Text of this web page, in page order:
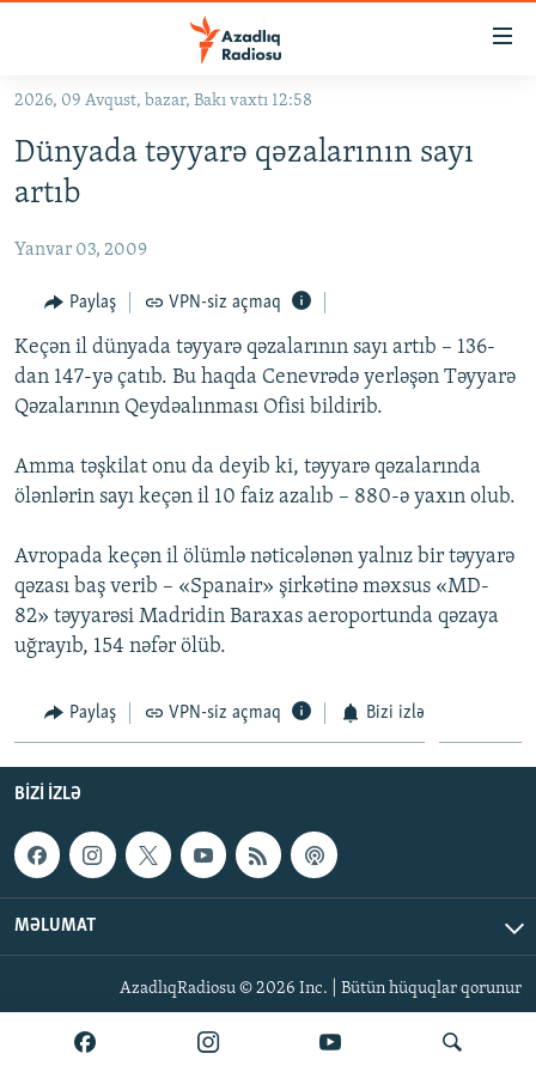
Əsas
qayıt
Əsas
qayıt
#İZAHLA
#ƏSLINDƏ
FƏRQƏ BAX
QANUNI DOĞRU
ARAŞDIRMA
VIDEO
İNFOQRAFIKA
KARIKATURA
RADIO ARXIV
AZƏRBAYCAN ƏDƏBIYYATI KITABXANASI
İSLAM VƏ DEMOKRATIYA
İZ - MƏDƏNIYYƏT PROQRAMI
HAQQIMIZDA
MISSIYAMIZ
PEŞƏ ETIKASI VƏ JURNALISTIKA STANDARTLARIMIZ
MATERIALLARIMIZDAN ISTIFADƏ
BIZI IZLƏ
2026, 09 Avqust, bazar, Bakı vaxtı 12:58
Dünyada təyyarə qəzalarının sayı
artıb
Yanvar 03, 2009
Paylaş VPN-siz açmaq
Keçən il dünyada təyyarə qəzalarının sayı artıb – 136-
dan 147-yə çatıb. Bu haqda Cenevrədə yerləşən Təyyarə
Qəzalarının Qeydəalınması Ofisi bildirib.
Amma təşkilat onu da deyib ki, təyyarə qəzalarında
ölənlərin sayı keçən il 10 faiz azalıb – 880-ə yaxın olub.
Avropada keçən il ölümlə nəticələnən yalnız bir təyyarə
qəzası baş verib – «Spanair» şirkətinə məxsus «MD-
82» təyyarəsi Madridin Baraxas aeroportunda qəzaya
uğrayıb, 154 nəfər ölüb.
Paylaş VPN-siz açmaq Bizi izlə
BIZI IZLƏ
MƏLUMAT
AzadlıqRadiosu © 2026 Inc. | Bütün hüquqlar qorunur